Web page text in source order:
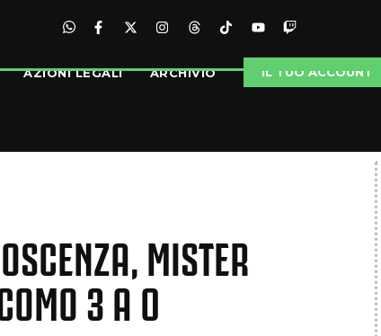
AZIONI LEGALI ARCHIVIO IL TUO ACCOUNT
MISTER
3 A 0